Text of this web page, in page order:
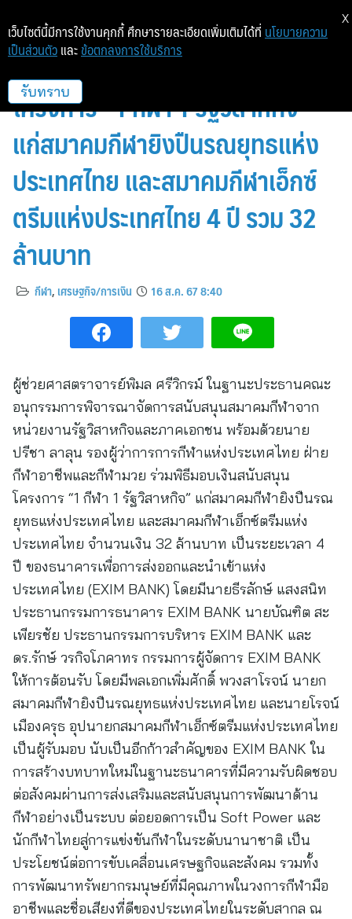
EXIM BANK มอบเงินสนับสนุน
โครงการ “1 กีฬา 1 รัฐวิสาหกิจ”
แก่สมาคมกีฬายิงปืนรณยุทธแห่ง
ประเทศไทย และสมาคมกีฬาเอ็กซ์
ตรีมแห่งประเทศไทย 4 ปี รวม 32
ล้านบาท
กีฬา, เศรษฐกิจ/การเงิน 16 ส.ค. 67 8:40
ผู้ช่วยศาสตราจารย์พิมล ศรีวิกรม์ ในฐานะประธานคณะ
อนุกรรมการพิจารณาจัดการสนับสนุนสมาคมกีฬาจาก
หน่วยงานรัฐวิสาหกิจและภาคเอกชน พร้อมด้วยนาย
ปรีชา ลาลุน รองผู้ว่าการการกีฬาแห่งประเทศไทย ฝ่าย
กีฬาอาชีพและกีฬามวย ร่วมพิธีมอบเงินสนับสนุน
โครงการ “1 กีฬา 1 รัฐวิสาหกิจ” แก่สมาคมกีฬายิงปืนรณ
ยุทธแห่งประเทศไทย และสมาคมกีฬาเอ็กซ์ตรีมแห่ง
ประเทศไทย จำนวนเงิน 32 ล้านบาท เป็นระยะเวลา 4
ปี ของธนาคารเพื่อการส่งออกและนำเข้าแห่ง
ประเทศไทย (EXIM BANK) โดยมีนายธีรลักษ์ แสงสนิท
ประธานกรรมการธนาคาร EXIM BANK นายบัณฑิต สะ
เพียรชัย ประธานกรรมการบริหาร EXIM BANK และ
ดร.รักษ์ วรกิจโภคาทร กรรมการผู้จัดการ EXIM BANK
ให้การต้อนรับ โดยมีพลเอกเพิ่มศักดิ์ พวงสาโรจน์ นายก
สมาคมกีฬายิงปืนรณยุทธแห่งประเทศไทย และนายโรจน์
เมืองครุธ อุปนายกสมาคมกีฬาเอ็กซ์ตรีมแห่งประเทศไทย
เป็นผู้รับมอบ นับเป็นอีกก้าวสำคัญของ EXIM BANK ใน
การสร้างบทบาทใหม่ในฐานะธนาคารที่มีความรับผิดชอบ
ต่อสังคมผ่านการส่งเสริมและสนับสนุนการพัฒนาด้าน
กีฬาอย่างเป็นระบบ ต่อยอดการเป็น Soft Power และ
นักกีฬาไทยสู่การแข่งขันกีฬาในระดับนานาชาติ เป็น
ประโยชน์ต่อการขับเคลื่อนเศรษฐกิจและสังคม รวมทั้ง
การพัฒนาทรัพยากรมนุษย์ที่มีคุณภาพในวงการกีฬามือ
อาชีพและชื่อเสียงที่ดีของประเทศไทยในระดับสากล ณ
เว็บไซต์นี้มีการใช้งานคุกกี้ ศึกษารายละเอียดเพิ่มเติมได้ที่ นโยบายความ
เป็นส่วนตัว และ ข้อตกลงการใช้บริการ
รับทราบ
X